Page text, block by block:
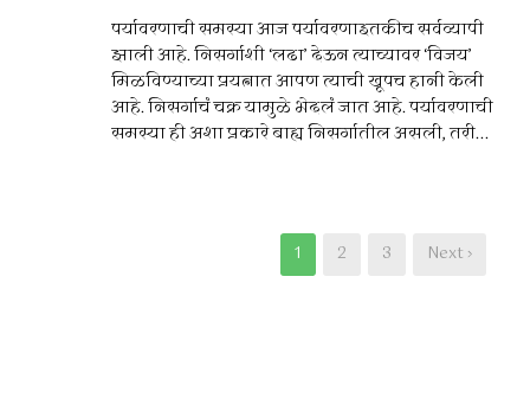
पर्यावरणाची समस्या आज पर्यावरणाइतकीच सर्वव्यापी
झाली आहे. निसर्गाशी ‘लढा’ देऊन त्याच्यावर ‘विजय’
मिळविण्याच्या प्रयत्नात आपण त्याची खूपच हानी केली
आहे. निसर्गाचं चक्र यामुळे भेदलं जात आहे. पर्यावरणाची
समस्या ही अशा प्रकारे बाह्य निसर्गातील असली, तरी...
1 2 3 Next ›